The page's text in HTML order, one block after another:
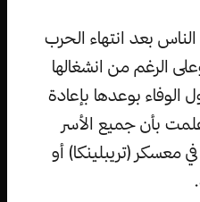
بعد انتهاء الحرب
الرغم من انشغالها
الوفاء بوعدها بإعادة
بأن جميع الأسر
معسكر (تريبلينكا) أو